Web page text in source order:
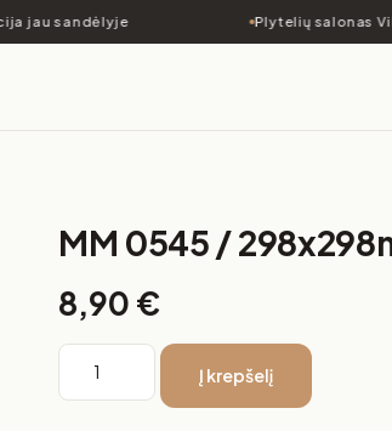
jau sandėlyje Plytelių salonas
MM 0545 /
8,90 €
Į krepšelį